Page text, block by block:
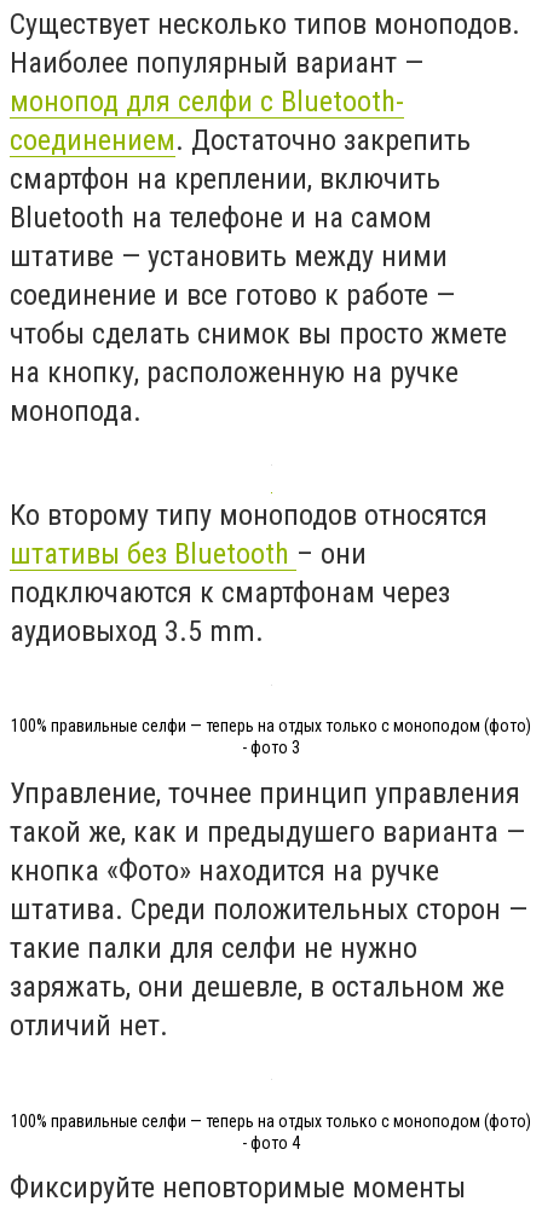
Существует несколько типов моноподов.
Наиболее популярный вариант —
монопод для селфи с Bluetooth-
соединением. Достаточно закрепить
смартфон на креплении, включить
Bluetooth на телефоне и на самом
штативе — установить между ними
соединение и все готово к работе —
чтобы сделать снимок вы просто жмете
на кнопку, расположенную на ручке
монопода.
Ко второму типу моноподов относятся
штативы без Bluetooth – они
подключаются к смартфонам через
аудиовыход 3.5 mm.
100% правильные селфи — теперь на отдых только с моноподом (фото)
- фото 3
Управление, точнее принцип управления
такой же, как и предыдушего варианта —
кнопка «Фото» находится на ручке
штатива. Среди положительных сторон —
такие палки для селфи не нужно
заряжать, они дешевле, в остальном же
отличий нет.
100% правильные селфи — теперь на отдых только с моноподом (фото)
- фото 4
Фиксируйте неповторимые моменты